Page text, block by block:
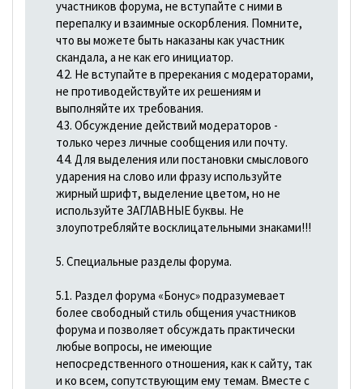
участников форума, не вступайте с ними в
перепалку и взаимные оскорбления. Помните,
что вы можете быть наказаны как участник
скандала, а не как его инициатор.
4.2. Не вступайте в пререкания с модераторами,
не противодействуйте их решениям и
выполняйте их требования.
4.3. Обсуждение действий модераторов -
только через личные сообщения или почту.
4.4. Для выделения или постановки смыслового
ударения на слово или фразу используйте
жирный шрифт, выделение цветом, но не
используйте ЗАГЛАВНЫЕ буквы. Не
злоупотребляйте восклицательными знаками!!!
5. Специальные разделы форума.
5.1. Раздел форума «Бонус» подразумевает
более свободный стиль общения участников
форума и позволяет обсуждать практически
любые вопросы, не имеющие
непосредственного отношения, как к сайту, так
и ко всем, сопутствующим ему темам. Вместе с